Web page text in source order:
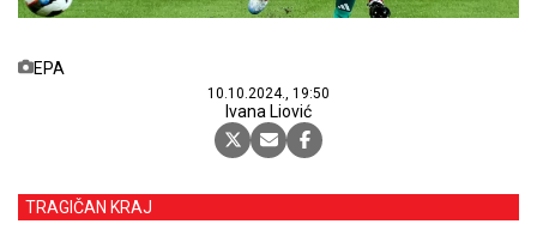
EPA
10.10.2024., 19:50
Ivana Liović
TRAGIČAN KRAJ